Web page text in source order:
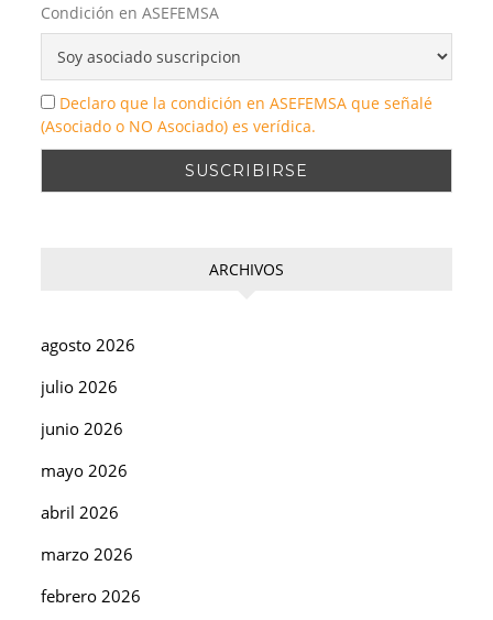
Condición en ASEFEMSA
Declaro que la condición en ASEFEMSA que señalé
(Asociado o NO Asociado) es verídica.
ARCHIVOS
agosto 2026
julio 2026
junio 2026
mayo 2026
abril 2026
marzo 2026
febrero 2026